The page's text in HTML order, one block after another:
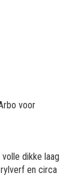
voor
dikke laag
en circa